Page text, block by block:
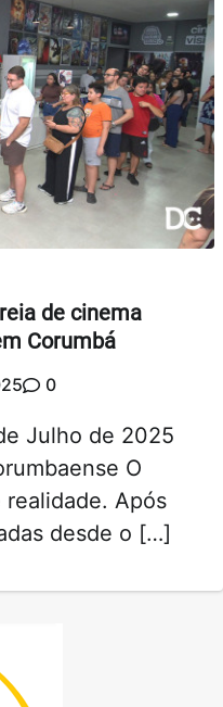
de cinema
Corumbá
0
Julho de 2025
O
realidade. Após
desde o […]